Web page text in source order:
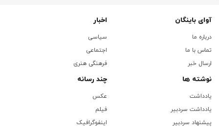
آوای باینگان
درباره ما
تماس با ما
ارسال خبر
اخبار
سیاسی
اجتماعی
فرهنگی هنری
نوشته ها
یادداشت
یادداشت سردبیر
پیشنهاد سردبیر
چند رسانه
عکس
فیلم
اینفوگرافیک